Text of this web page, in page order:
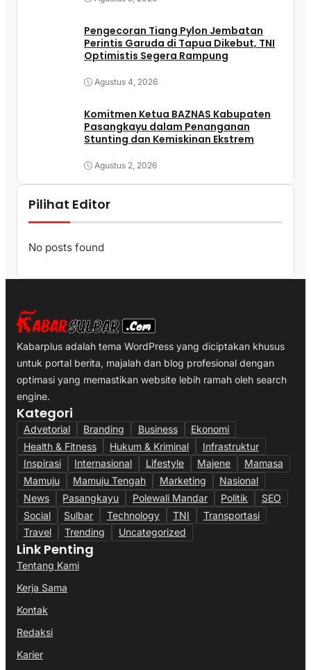
Pengecoran Tiang Pylon Jembatan
Perintis Garuda di Tapua Dikebut, TNI
Optimistis Segera Rampung
Agustus 4, 2026
Komitmen Ketua BAZNAS Kabupaten
Pasangkayu dalam Penanganan
Stunting dan Kemiskinan Ekstrem
Agustus 2, 2026
Pilihat Editor
No posts found
Kabarplus adalah tema WordPress yang diciptakan khusus
untuk portal berita, majalah dan blog profesional dengan
optimasi yang memastikan website lebih ramah oleh search
engine.
Kategori
Advetorial Branding Business
Ekonomi
Health & Fitness
Hukum & Kriminal
Infrastruktur
Inspirasi
Internasional Lifestyle Majene
Mamasa
Mamuju
Mamuju Tengah Marketing
Nasional
News
Pasangkayu Polewali Mandar Politik
SEO
Social
Sulbar Technology TNI
Transportasi
Travel
Trending Uncategorized
Link Penting
Tentang Kami
Kerja Sama
Kontak
Redaksi
Karier